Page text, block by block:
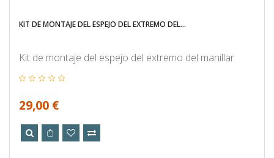
KIT DE MONTAJE DEL ESPEJO DEL EXTREMO DEL...
Kit de montaje del espejo del extremo del manillar
29,00 €